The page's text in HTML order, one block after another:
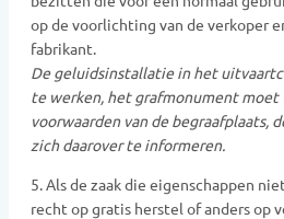
op de voorlichting van de verkoper
fabrikant.
De geluidsinstallatie in het
te werken, het grafmonument moet
voorwaarden van de begraafplaats,
zich daarover te informeren.
5. Als de zaak die eigenschappen
recht op gratis herstel of anders op